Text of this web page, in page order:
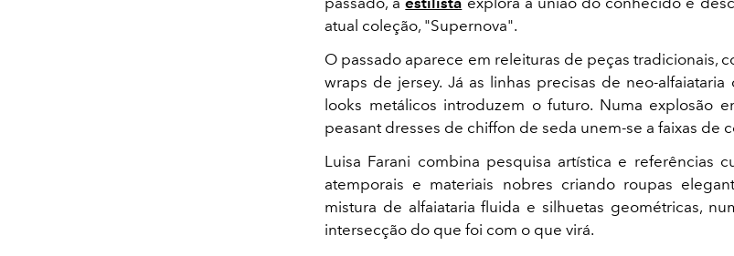
atual coleção, "Supernova".
O passado aparece em releituras de peças tradicionais,
wraps de jersey. Já as linhas precisas de neo-
looks metálicos introduzem o futuro. Numa explosão
peasant dresses de chiffon de seda unem-se a faixas de
Luisa Farani combina pesquisa artística e referências
atemporais e materiais nobres criando roupas
mistura de alfaiataria fluida e silhuetas geométricas,
intersecção do que foi com o que virá.